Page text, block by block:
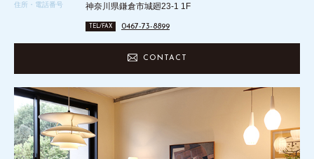
住所・電話番号
神奈川県鎌倉市城廻23-1 1F
TEL/FAX 0467-73-8899
CONTACT